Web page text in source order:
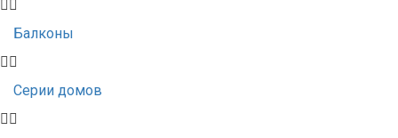
Балконы
Серии домов